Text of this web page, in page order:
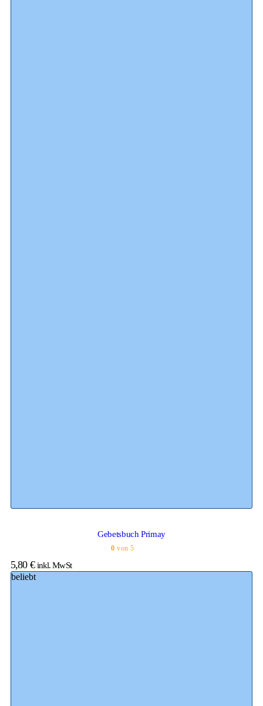
Gebetsbuch Primay
0 von 5
5,80 € inkl. MwSt
beliebt